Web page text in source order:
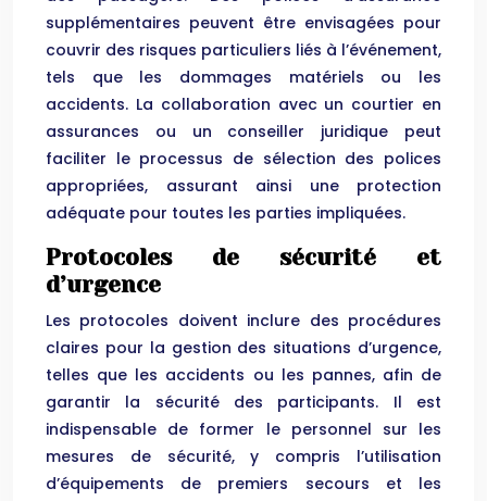
supplémentaires peuvent être envisagées pour
couvrir des risques particuliers liés à l’événement,
tels que les dommages matériels ou les
accidents. La collaboration avec un courtier en
assurances ou un conseiller juridique peut
faciliter le processus de sélection des polices
appropriées, assurant ainsi une protection
adéquate pour toutes les parties impliquées.
Protocoles de sécurité et
d’urgence
Les protocoles doivent inclure des procédures
claires pour la gestion des situations d’urgence,
telles que les accidents ou les pannes, afin de
garantir la sécurité des participants. Il est
indispensable de former le personnel sur les
mesures de sécurité, y compris l’utilisation
d’équipements de premiers secours et les